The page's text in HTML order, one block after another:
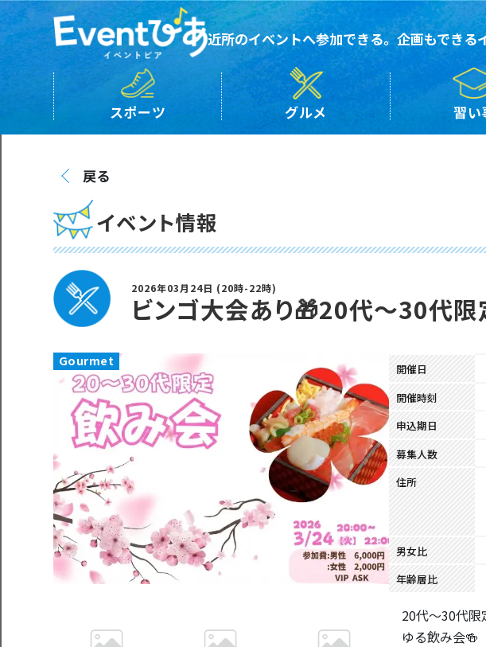
近所のイベントへ参加できる。企画もできる
スポーツ グルメ 習い
戻る
イベント情報
2026年03月24日 (20時-22時)
ビンゴ大会あり🎁20代〜30代
Gourmet
開催日
開催時刻
申込期日
募集人数
住所
男女比
年齢層比
20代〜30代限
ゆる飲み会🍻